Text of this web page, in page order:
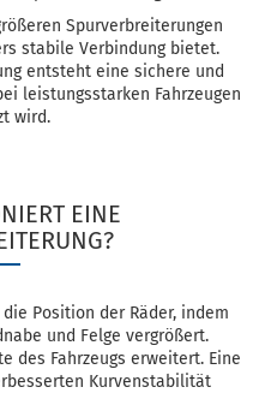
Spurverbreiterungen
stabile Verbindung bietet.
entsteht eine sichere und
leistungsstarken Fahrzeugen
wird.
EINE
Position der Räder, indem
und Felge vergrößert.
des Fahrzeugs erweitert. Eine
Kurvenstabilität